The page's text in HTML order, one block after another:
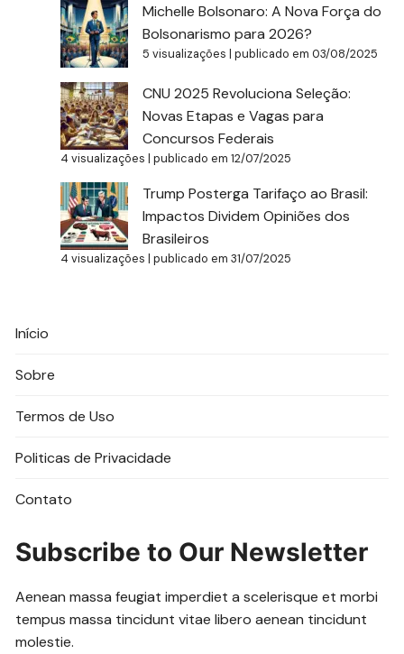
Michelle Bolsonaro: A Nova Força do
Bolsonarismo para 2026?
5 visualizações |publicado em 03/08/2025
CNU 2025 Revoluciona Seleção:
Novas Etapas e Vagas para
Concursos Federais
4 visualizações |publicado em 12/07/2025
Trump Posterga Tarifaço ao Brasil:
Impactos Dividem Opiniões dos
Brasileiros
4 visualizações |publicado em 31/07/2025
Início
Sobre
Termos de Uso
Politicas de Privacidade
Contato
Subscribe to Our Newsletter
Aenean massa feugiat imperdiet a scelerisque et morbi
tempus massa tincidunt vitae libero aenean tincidunt
molestie.